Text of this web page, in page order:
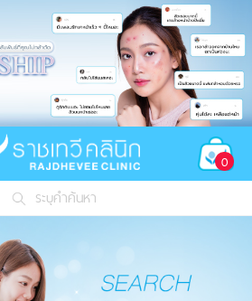
0
ระบุคำค้นหา